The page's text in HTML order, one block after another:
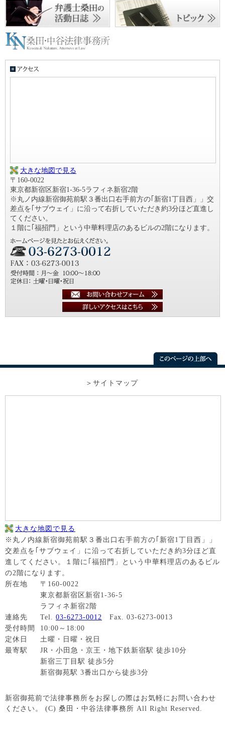
大きな地図で見る
〒160-0022
東京都新宿区新宿1-36-5ラフィネ新宿2階
※丸ノ内線新宿御苑前駅３番出口右手前方の｢新宿1丁目西」」交
差点を｢サブウェイ」に沿って右折していただき約3分ほど直進し
てください。
１階に｢福招門」という中華料理店のあるビルの2階になります。
サイトマップ
大きな地図で見る
※丸ノ内線新宿御苑前駅３番出口右手前方の｢新宿1丁目西」」
交差点を｢サブウェイ」に沿って右折していただき約3分ほど直
進してください。１階に｢福招門」という中華料理店のあるビル
の2階になります。
所在地
〒160-0022
東京都新宿区新宿1-36-5
ラフィネ新宿2階
連絡先
Tel. 03-6273-0012
Fax. 03-6273-0013
受付時間
10:00～18:00
定休日
土曜・日曜・祝日
最寄駅
JR・小田急・京王・地下鉄新宿駅 徒歩10分
新宿三丁目駅 徒歩5分
新宿御苑駅 3番出口から徒歩3分
新宿御苑前で法律事務所をお探しの際はお気軽にお問い合わせ
ください。 (C) 桑田・中谷法律事務所 All Right Reserved.